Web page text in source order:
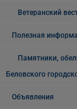
Ветеранский
Полезная
Памятники,
Беловского
Объявления